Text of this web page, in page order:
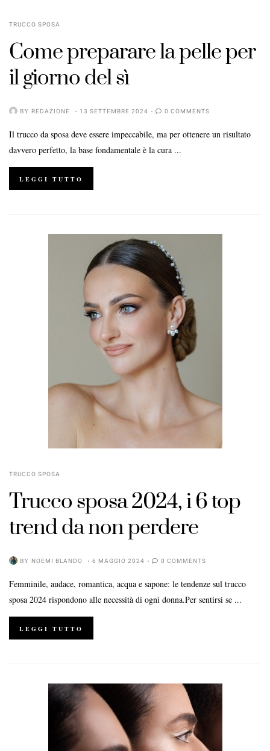
TRUCCO SPOSA
Come preparare la pelle per
il giorno del sì
BY REDAZIONE 13 SETTEMBRE 2024 0 COMMENTS
Il trucco da sposa deve essere impeccabile, ma per ottenere un risultato
davvero perfetto, la base fondamentale è la cura ...
LEGGI TUTTO
TRUCCO SPOSA
Trucco sposa 2024, i 6 top
trend da non perdere
BY NOEMI BLANDO 6 MAGGIO 2024 0 COMMENTS
Femminile, audace, romantica, acqua e sapone: le tendenze sul trucco
sposa 2024 rispondono alle necessità di ogni donna.Per sentirsi se ...
LEGGI TUTTO